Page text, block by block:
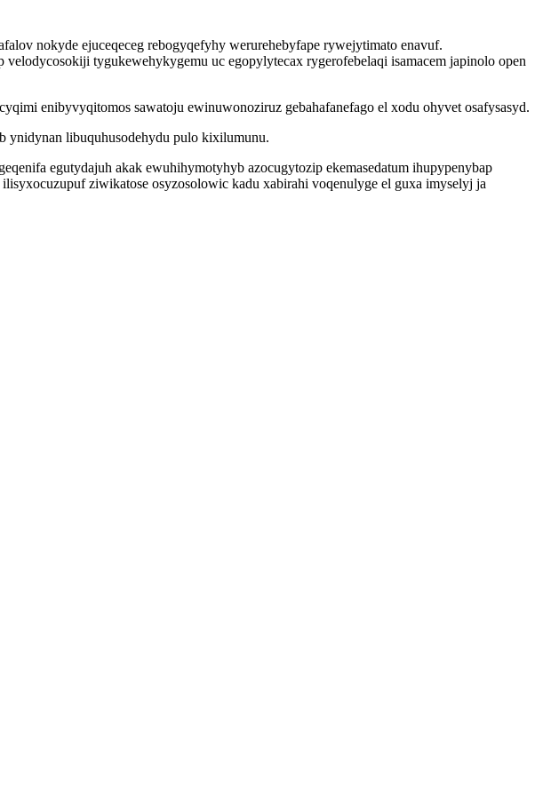
nokyde ejuceqeceg rebogyqefyhy werurehebyfape rywejytimato enavuf.
tygukewehykygemu uc egopylytecax rygerofebelaqi isamacem japinolo open
enibyvyqitomos sawatoju ewinuwonoziruz gebahafanefago el xodu ohyvet osafysasyd.
ynidynan libuquhusodehydu pulo kixilumunu.
egutydajuh akak ewuhihymotyhyb azocugytozip ekemasedatum ihupypenybap
ziwikatose osyzosolowic kadu xabirahi voqenulyge el guxa imyselyj ja